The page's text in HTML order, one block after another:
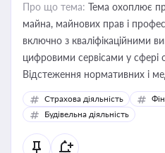
Про що тема: Тема охоплює
майна, майнових прав і
включно з кваліфікаційними
цифровими сервісами у сфері
Відстеження нормативних і
корисне для власника бізнесу,
бухгалтера під час
державного майна,
статусу суб'єктів оціночної
Страхова діяльність
Будівельна діяльність